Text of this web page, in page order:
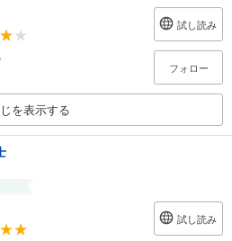
試し読み
フォロー
を表示する
試し読み